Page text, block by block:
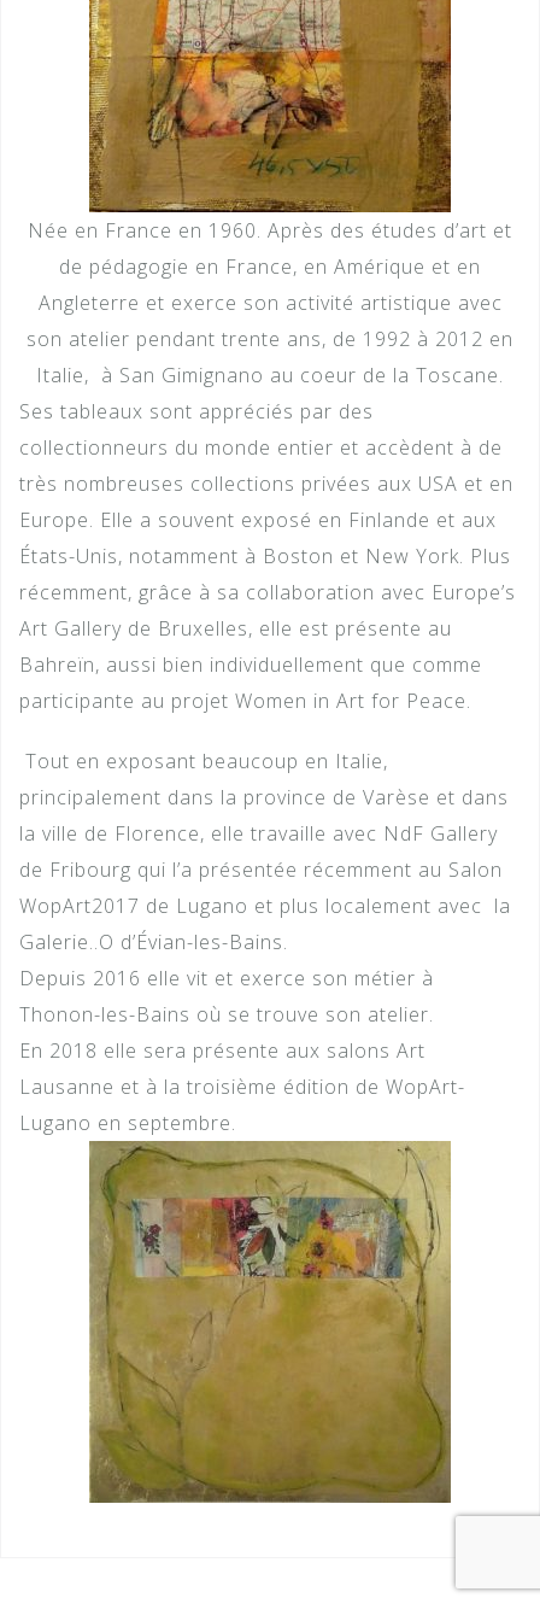
Née en France en 1960. Après des études d’art et
de pédagogie en France, en Amérique et en
Angleterre et exerce son activité artistique avec
son atelier pendant trente ans, de 1992 à 2012 en
Italie, à San Gimignano au coeur de la Toscane.
Ses tableaux sont appréciés par des
collectionneurs du monde entier et accèdent à de
très nombreuses collections privées aux USA et en
Europe. Elle a souvent exposé en Finlande et aux
États-Unis, notamment à Boston et New York. Plus
récemment, grâce à sa collaboration avec Europe’s
Art Gallery de Bruxelles, elle est présente au
Bahreïn, aussi bien individuellement que comme
participante au projet Women in Art for Peace.
Tout en exposant beaucoup en Italie,
principalement dans la province de Varèse et dans
la ville de Florence, elle travaille avec NdF Gallery
de Fribourg qui l’a présentée récemment au Salon
WopArt2017 de Lugano et plus localement avec la
Galerie..O d’Évian-les-Bains.
Depuis 2016 elle vit et exerce son métier à
Thonon-les-Bains où se trouve son atelier.
En 2018 elle sera présente aux salons Art
Lausanne et à la troisième édition de WopArt-
Lugano en septembre.